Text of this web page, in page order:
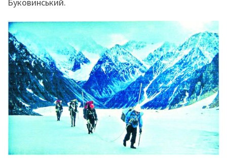
Буковинський.